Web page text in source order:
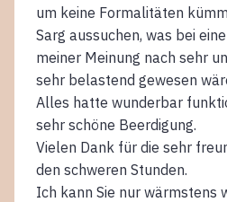
um keine Formalitäten
Sarg aussuchen, was bei
meiner Meinung nach sehr
sehr belastend gewesen
Alles hatte wunderbar
sehr schöne Beerdigung.
Vielen Dank für die sehr
den schweren Stunden.
Ich kann Sie nur wärmstens